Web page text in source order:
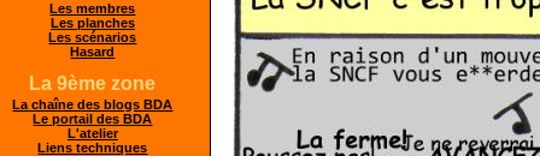
Les membres
Les planches
Les scénarios
Hasard
La 9ème zone
La chaîne des blogs BDA
Le portail des BDA
L'atelier
Liens techniques